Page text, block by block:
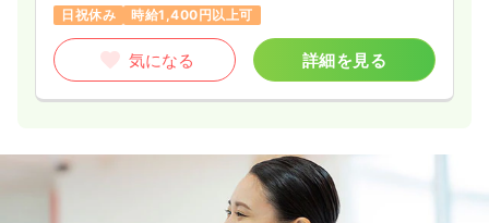
日祝休み
時給1,400円以上可
気になる 詳細を見る